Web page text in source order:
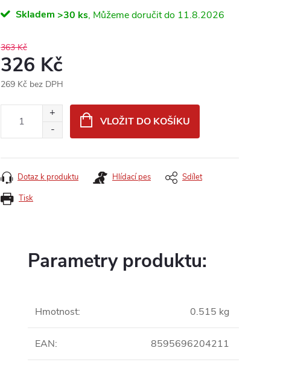
Skladem >30 ks 11.8.2026
363 Kč
326 Kč
269 Kč bez DPH
VLOŽIT DO KOŠÍKU
Tisk
Dotaz k produktu Hlídací pes Sdílet
Parametry produktu:
Hmotnost: 0.515 kg
EAN: 8595696204211